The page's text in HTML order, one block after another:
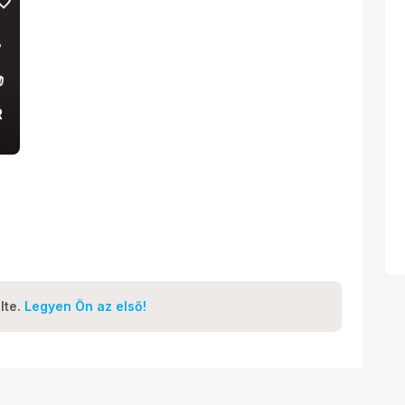
Legyen Ön az első!